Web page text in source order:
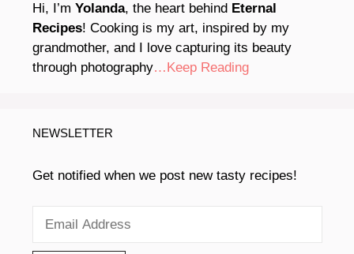
Hi, I’m Yolanda, the heart behind Eternal
Recipes! Cooking is my art, inspired by my
grandmother, and I love capturing its beauty
through photography…Keep Reading
NEWSLETTER
Get notified when we post new tasty recipes!